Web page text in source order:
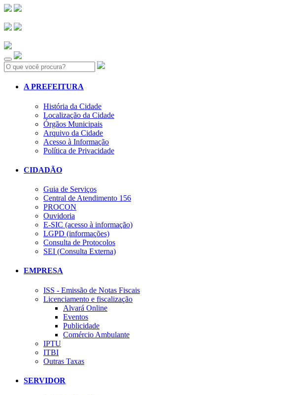
Search:
A PREFEITURA
História da Cidade
Localização da Cidade
Órgãos Municipais
Arquivo da Cidade
Acesso à Informação
Política de Privacidade
CIDADÃO
Guia de Serviços
Central de Atendimento 156
PROCON
Ouvidoria
E-SIC (acesso à informação)
LGPD (informações)
Consulta de Protocolos
SEI (Consulta Externa)
EMPRESA
ISS - Emissão de Notas Fiscais
Licenciamento e fiscalização
Alvará Online
Eventos
Publicidade
Comércio Ambulante
IPTU
ITBI
Outras Taxas
SERVIDOR